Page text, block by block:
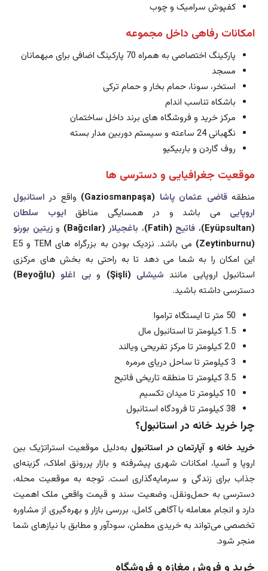
کفپوش سرامیک و چوب
امکانات رفاهی داخل مجموعه
پارکینگ اختصاصی به همراه 70 پارکینگ اضافی برای میهمانان
مسجد
استخر، سونا، حمام بخار و حمام ترکی
باشکاه تناسب اندام
مرکز خرید و فروشگاه های برند داخل ساختمان
نگهبانی 24 ساعته و سیستم دوربین مدار بسته
روف گاردن و باربیکیو
موقعیت جغرافیایی و دسترسی ها
منطقهقاضی عثمان پاشا (Gaziosmanpaşa) واقع در استانبول
اروپایی می باشد و در همسایگی مناطق ایوب سلطان
(Eyüpsultan)
، فاتیح (Fatih) ، باغجیلار(Bağcılar) وزیتین بورنو
(Zeytinburnu)
می باشد. نزدیک بودن به بزرگراه های TEM و E5
این امکان را به شما می دهد تا به راحتی به بخش های مرکزی
استانبول اروپایی مانند شیشلی (Şişli) وبی اغلو (Beyoğlu)
دسترسی داشته باشید.
50 متر تا ایستگاه تراموا
1.5 کیلومتر تا استانبول مال
2.0 کیلومتر تا مرکز تفریحی ویالند
3 کیلومتر تا ساحل دریای مرمره
3.5 کیلومتر تا منطقه تاریخی فاتیح
10 کیلومتر تا میدان تکسیم
38 کیلومتر تا فرودگاه استانبول
چرا خرید خانه در استانبول؟
خرید خانه و آپارتمان در استانبول به‌دلیل موقعیت استراتژیک بین
اروپا و آسیا، امکانات شهری پیشرفته و بازار پررونق املاک، گزینه‌ای
جذاب برای زندگی و سرمایه‌گذاری است. توجه به موقعیت محله،
دسترسی به حمل‌ونقل، وضعیت سند و قیمت واقعی ملک اهمیت
دارد و انجام معامله با آگاهی کامل، بررسی بازار و بهره‌گیری از مشاوره
تخصصی می‌تواند به خریدی مطمئن، سودآور و مطابق با نیازهای شما
منجر شود.